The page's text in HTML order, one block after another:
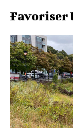
Favoriser